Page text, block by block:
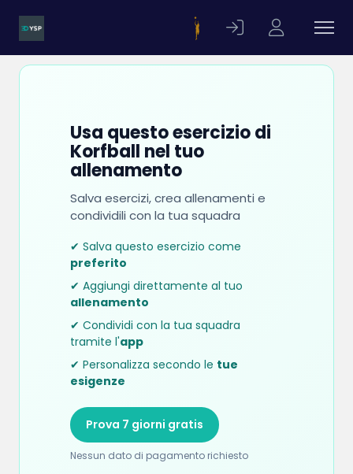
Usa questo esercizio di
Korfball nel tuo
allenamento
Salva esercizi, crea allenamenti e
condividili con la tua squadra
✔ Salva questo esercizio come
preferito
✔ Aggiungi direttamente al tuo
allenamento
✔ Condividi con la tua squadra
tramite l'app
✔ Personalizza secondo le tue
esigenze
Prova 7 giorni gratis
Nessun dato di pagamento richiesto